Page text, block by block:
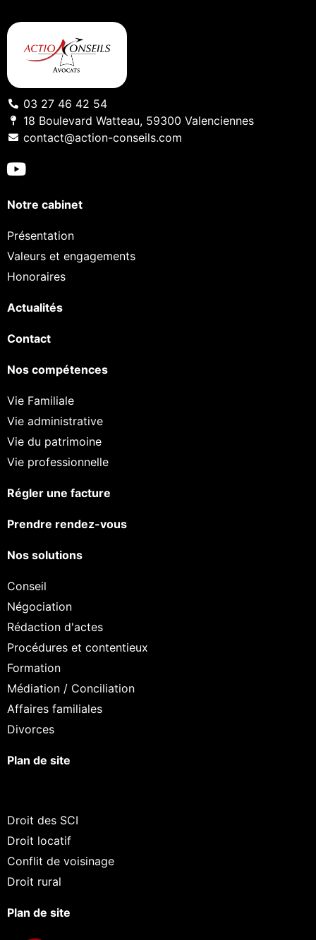
03 27 46 42 54
18 Boulevard Watteau, 59300 Valenciennes
contact@action-conseils.com
Notre cabinet
Présentation
Valeurs et engagements
Honoraires
Actualités
Contact
Nos compétences
Vie Familiale
Vie administrative
Vie du patrimoine
Vie professionnelle
Régler une facture
Prendre rendez-vous
Nos solutions
Conseil
Négociation
Rédaction d'actes
Procédures et contentieux
Formation
Médiation / Conciliation
Affaires familiales
Divorces
Plan de site
Droit des SCI
Droit locatif
Conflit de voisinage
Droit rural
Plan de site